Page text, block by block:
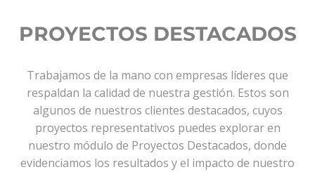
PROYECTOS DESTACADOS
Trabajamos de la mano con empresas líderes que
respaldan la calidad de nuestra gestión. Estos son
algunos de nuestros clientes destacados, cuyos
proyectos representativos puedes explorar en
nuestro módulo de Proyectos Destacados, donde
evidenciamos los resultados y el impacto de nuestro